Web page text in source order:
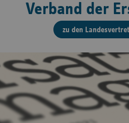
Verband der
zu den